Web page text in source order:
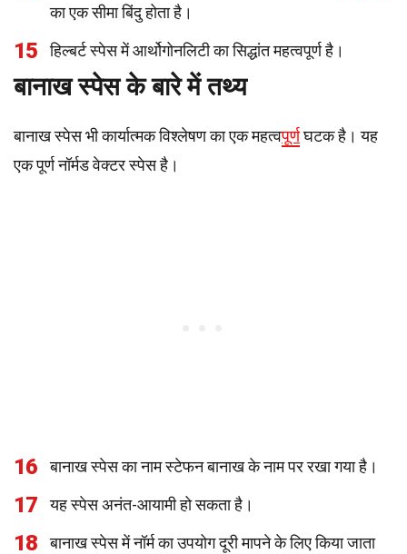
का एक सीमा बिंदु होता है।
15 हिल्बर्ट स्पेस में आर्थोगोनलिटी का सिद्धांत महत्वपूर्ण है।
बानाख स्पेस के बारे में तथ्य
बानाख स्पेस भी कार्यात्मक विश्लेषण का एक महत्वपूर्णघटक है। यह
एक पूर्ण नॉर्मड वेक्टर स्पेस है।
16 बानाख स्पेस का नाम स्टेफन बानाख के नाम पर रखा गया है।
17 यह स्पेस अनंत-आयामी हो सकता है।
18 बानाख स्पेस में नॉर्म का उपयोग दूरी मापने के लिए किया जाता